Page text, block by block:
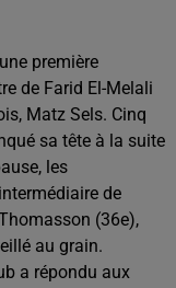
première
de Farid El-Melali
Matz Sels. Cinq
sa tête à la suite
les
de
(36e),
au grain.
a répondu aux